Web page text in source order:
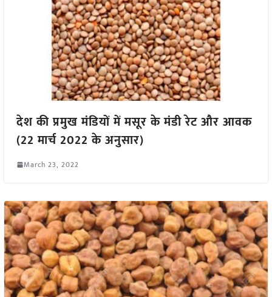
देश की प्रमुख मंडियों में मसूर के मंडी रेट और आवक
(22 मार्च 2022 के अनुसार)
March 23, 2022